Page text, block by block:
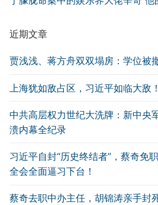
近期文章
贾浅浅、蒋方舟双双塌房：学位被
上海犹如敌占区，习近平如临大敌
中共高层权力世纪大洗牌：新中央
溃内幕全纪录
习近平自封“历史终结者”，蔡奇免
全会全面逼习下台！
蔡奇去职中办主任，胡锦涛亲手封